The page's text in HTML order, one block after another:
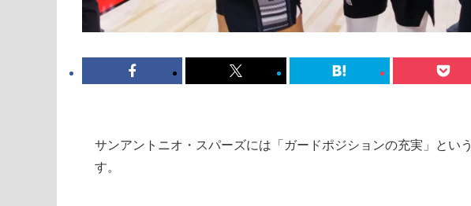
サンアントニオ・スパーズには「ガードポジションの充実」とい
す。